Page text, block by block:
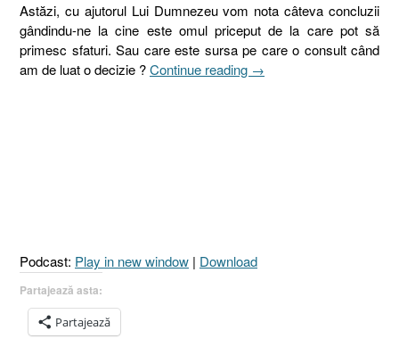
Astăzi, cu ajutorul Lui Dumnezeu vom nota câteva concluzii
gândindu-ne la cine este omul priceput de la care pot să
primesc sfaturi. Sau care este sursa pe care o consult când
am de luat o decizie ?Continue reading „256
POT
→
Podcast: Play in new window | Download
Partajează asta:
Partajează